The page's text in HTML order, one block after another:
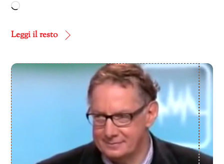
Caricamento
corso…
Leggi il resto